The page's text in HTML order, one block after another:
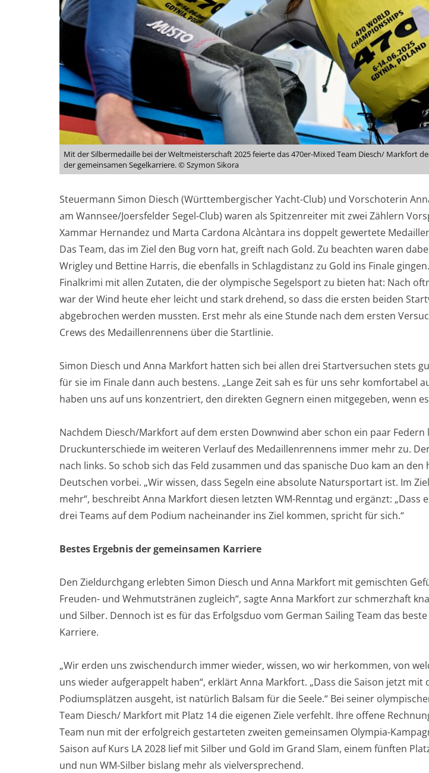
Mit der Silbermedaille bei der Weltmeisterschaft 2025 feierte das 470er-Mixed Team Diesch/ Markfort
der gemeinsamen Segelkarriere. © Szymon Sikora
Steuermann Simon Diesch (Württembergischer Yacht-Club) und Vorschoterin
am Wannsee/Joersfelder Segel-Club) waren als Spitzenreiter mit zwei Zählern
Xammar Hernandez und Marta Cardona Alcàntara ins doppelt gewertete
Das Team, das im Ziel den Bug vorn hat, greift nach Gold. Zu beachten waren
Wrigley und Bettine Harris, die ebenfalls in Schlagdistanz zu Gold ins Finale
Finalkrimi mit allen Zutaten, die der olympische Segelsport zu bieten hat: Nach
war der Wind heute eher leicht und stark drehend, so dass die ersten beiden
abgebrochen werden mussten. Erst mehr als eine Stunde nach dem ersten
Crews des Medaillenrennens über die Startlinie.
Simon Diesch und Anna Markfort hatten sich bei allen drei Startversuchen stets
für sie im Finale dann auch bestens. „Lange Zeit sah es für uns sehr komfortabel
haben uns auf uns konzentriert, den direkten Gegnern einen mitgegeben, wenn es
Nachdem Diesch/Markfort auf dem ersten Downwind aber schon ein paar
Druckunterschiede im weiteren Verlauf des Medaillenrennens immer mehr zu.
nach links. So schob sich das Feld zusammen und das spanische Duo kam an
Deutschen vorbei. „Wir wissen, dass Segeln eine absolute Natursportart ist. Im
mehr“, beschreibt Anna Markfort diesen letzten WM-Renntag und ergänzt: „Dass
drei Teams auf dem Podium nacheinander ins Ziel kommen, spricht für sich.“
Bestes Ergebnis der gemeinsamen Karriere
Den Zieldurchgang erlebten Simon Diesch und Anna Markfort mit gemischten
Freuden- und Wehmutstränen zugleich“, sagte Anna Markfort zur schmerzhaft
und Silber. Dennoch ist es für das Erfolgsduo vom German Sailing Team das
Karriere.
„Wir erden uns zwischendurch immer wieder, wissen, wo wir herkommen, von
uns wieder aufgerappelt haben“, erklärt Anna Markfort. „Dass die Saison jetzt mit
Podiumsplätzen ausgeht, ist natürlich Balsam für die Seele.“ Bei seiner
Team Diesch/ Markfort mit Platz 14 die eigenen Ziele verfehlt. Ihre offene
Team nun mit der erfolgreich gestarteten zweiten gemeinsamen Olympia-
Saison auf Kurs LA 2028 lief mit Silber und Gold im Grand Slam, einem fünften
und nun WM-Silber bislang mehr als vielversprechend.